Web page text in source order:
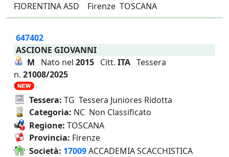
FIORENTINA ASD Firenze TOSCANA
647402
ASCIONE GIOVANNI
M Nato nel 2015 Citt. ITA Tessera
n. 21008/2025
Tessera: TG Tessera Juniores Ridotta
Categoria: NC Non Classificato
Regione: TOSCANA
Provincia: Firenze
Società: 17009ACCADEMIA SCACCHISTICA